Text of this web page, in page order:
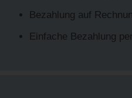
Bezahlung auf
Einfache Bezahlung